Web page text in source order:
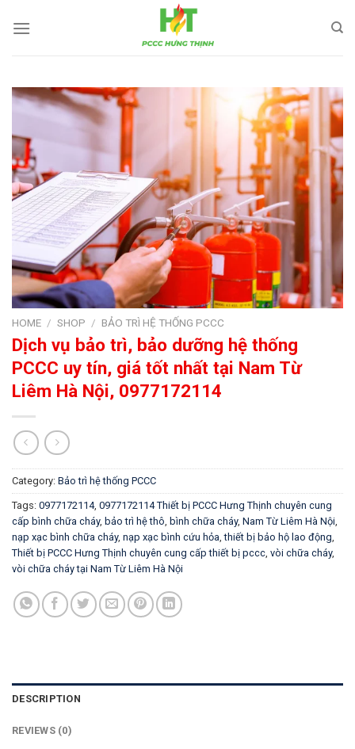
HOME / SHOP / BẢO TRÌ HỆ THỐNG PCCC
Dịch vụ bảo trì, bảo dưỡng hệ thống
PCCC uy tín, giá tốt nhất tại Nam Từ
Liêm Hà Nội, 0977172114
Category: Bảo trì hệ thống PCCC
Tags: 0977172114, 0977172114 Thiết bị PCCC Hưng Thịnh chuyên cung
cấp bình chữa cháy, bảo trì hệ thô, bình chữa cháy, Nam Từ Liêm Hà Nội,
nạp xạc bình chữa cháy, nạp xạc bình cứu hỏa,thiết bị bảo hộ lao động,
Thiết bị PCCC Hưng Thịnh chuyên cung cấp thiết bị pccc, vòi chữa cháy,
vòi chữa cháy tại Nam Từ Liêm Hà Nội
DESCRIPTION
REVIEWS (0)